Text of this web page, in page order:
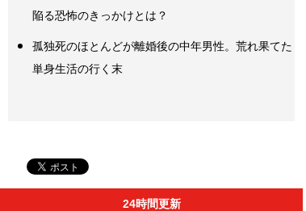
陥る恐怖のきっかけとは？
孤独死のほとんどが離婚後の中年男性。荒れ果てた
単身生活の行く末
24時間更新